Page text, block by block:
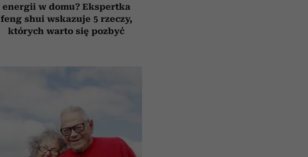
energii w domu? Ekspertka
feng shui wskazuje 5 rzeczy,
których warto się pozbyć